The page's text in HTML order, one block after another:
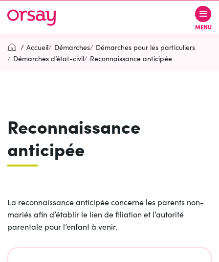
navigation
au
au
page
Ville d’Orsay MENU
Contactez-nous Accessibilité
Accueil Démarches
Démarches pour les particuliers
Démarches d’état-civil
Reconnaissance anticipée
Reconnaissance
anticipée
La reconnaissance anticipée concerne les parents non-
mariés afin d’établir le lien de filiation et l’autorité
parentale pour l’enfant à venir.